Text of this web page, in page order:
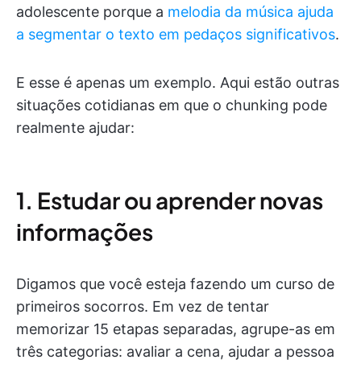
adolescente porque a melodia da música ajuda
a segmentar o texto em pedaços significativos.
E esse é apenas um exemplo. Aqui estão outras
situações cotidianas em que o chunking pode
realmente ajudar:
1. Estudar ou aprender novas
informações
Digamos que você esteja fazendo um curso de
primeiros socorros. Em vez de tentar
memorizar 15 etapas separadas, agrupe-as em
três categorias: avaliar a cena, ajudar a pessoa